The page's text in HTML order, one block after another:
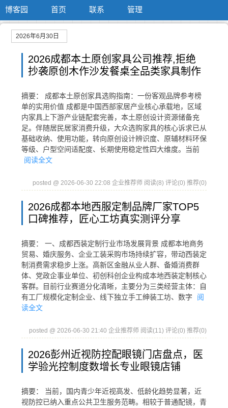
博客园 首页 联系 管理
2026年6月30日
2026成都本土原创家具公司推荐,拒绝
抄袭原创木作沙发餐桌全品类家具制作
摘要： 成都本土原创家具选购指南：一份客观品牌参考榜
单的实用价值 成都是中国西部家居产业核心承载地，区域
内家具上下游产业链配套完善，本土原创设计资源储备充
足。伴随居民居家消费升级，大众选购家具的核心诉求已从
基础收纳、使用功能，转向原创设计辨识度、原辅材料环保
等级、户型空间适配度、长期使用稳定性四大维度。当前
阅读全文
posted @ 2026-06-30 22:08 企业推荐师 阅读(8) 评论(0) 推荐(0)
2026成都本地西服定制品牌厂家TOP5
口碑推荐，匠心工坊真实测评分享
摘要： 一、成都西装定制行业市场发展背景 成都本地商务
贸易、婚庆服务、企业工装采购市场持续扩容，带动西装定
制消费需求稳步上涨。高新区金融从业人群、备婚消费群
体、党政企事业单位、初创科创企业构成本地西装定制核心
客群。目前行业赛道分化清晰，主要分为三类经营主体：自
有工厂规模化定制企业、线下独立手工绅装工坊、数字
阅
读全文
posted @ 2026-06-30 21:40 企业推荐师 阅读(11) 评论(0) 推荐(0)
2026彭州近视防控配眼镜门店盘点，医
学验光控制度数增长专业眼镜店铺
摘要： 当前，国内青少年近视高发、低龄化趋势显著，近
视防控已纳入重点公共卫生服务范畴。相较于普通配镜，青